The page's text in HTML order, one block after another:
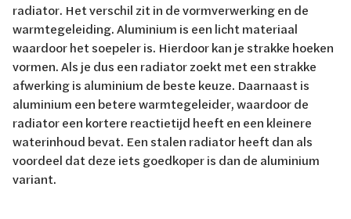
radiator. Het verschil zit in de vormverwerking en de
warmtegeleiding. Aluminium is een licht materiaal
waardoor het soepeler is. Hierdoor kan je strakke hoeken
vormen. Als je dus een radiator zoekt met een strakke
afwerking is aluminium de beste keuze. Daarnaast is
aluminium een betere warmtegeleider, waardoor de
radiator een kortere reactietijd heeft en een kleinere
waterinhoud bevat. Een stalen radiator heeft dan als
voordeel dat deze iets goedkoper is dan de aluminium
variant.